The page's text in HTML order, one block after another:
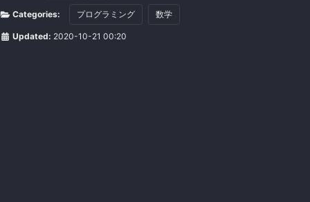
Categories: プログラミング 数学
Updated: 2020-10-21 00:20